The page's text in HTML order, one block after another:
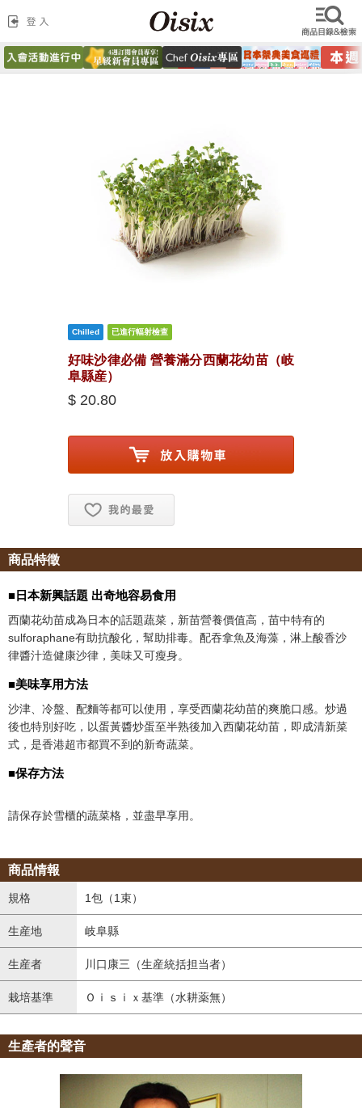
好味沙律必備 營養滿分西蘭花幼苗（岐
阜縣産）
$ 20.80
商品特徵
■日本新興話題 出奇地容易食用
西蘭花幼苗成為日本的話題蔬菜，新苗營養價值高，苗中特有的
sulforaphane有助抗酸化，幫助排毒。配吞拿魚及海藻，淋上酸香沙
律醬汁造健康沙律，美味又可瘦身。
■美味享用方法
沙津、冷盤、配麵等都可以使用，享受西蘭花幼苗的爽脆口感。炒過
後也特別好吃，以蛋黃醬炒蛋至半熟後加入西蘭花幼苗，即成清新菜
式，是香港超市都買不到的新奇蔬菜。
■保存方法
請保存於雪櫃的蔬菜格，並盡早享用。
商品情報
規格 1包（1束）
生産地 岐阜縣
生産者 川口康三（生産統括担当者）
栽培基準 Ｏｉｓｉｘ基準（水耕薬無）
生產者的聲音